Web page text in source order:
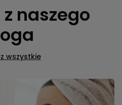
naszego
wszystkie